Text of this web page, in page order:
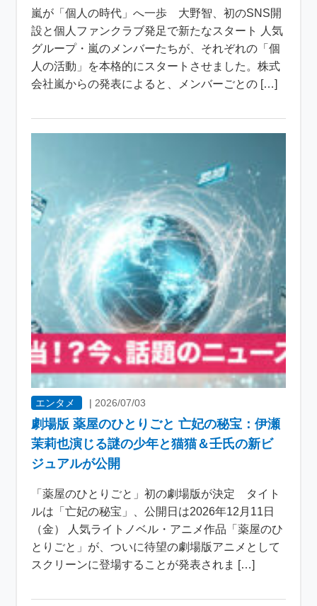
嵐が「個人の時代」へ一歩 大野智、初のSNS開
設と個人ファンクラブ発足で新たなスタート 人気
グループ・嵐のメンバーたちが、それぞれの「個
人の活動」を本格的にスタートさせました。株式
会社嵐からの発表によると、メンバーごとの […]
エンタメ | 2026/07/03
劇場版 薬屋のひとりごと 亡妃の秘宝：伊瀬
茉莉也演じる謎の少年と猫猫＆壬氏の新ビ
ジュアルが公開
「薬屋のひとりごと」初の劇場版が決定 タイト
ルは「亡妃の秘宝」、公開日は2026年12月11日
（金） 人気ライトノベル・アニメ作品「薬屋のひ
とりごと」が、ついに待望の劇場版アニメとして
スクリーンに登場することが発表されま […]